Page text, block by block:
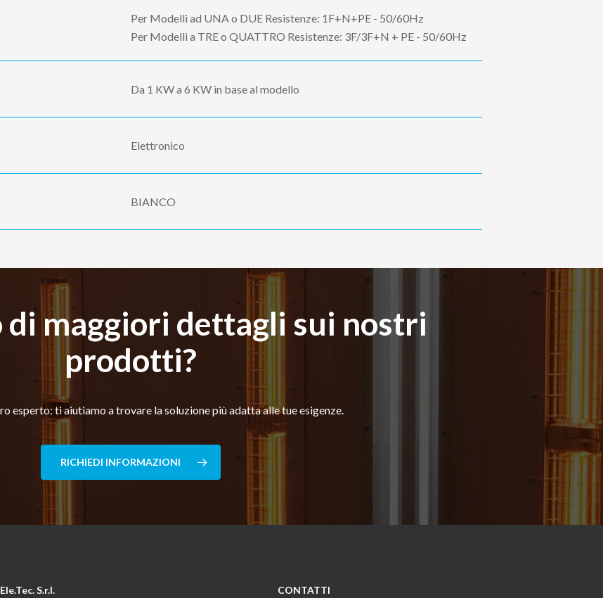
Per Modelli ad UNA o DUE Resistenze: 1F+N+PE - 50/60Hz
Per Modelli a TRE o QUATTRO Resistenze: 3F/3F+N + PE - 50/60Hz
Da 1 KW a 6 KW in base al modello
Elettronico
BIANCO
di maggiori dettagli sui nostri
prodotti?
esperto: ti aiutiamo a trovare la soluzione più adatta alle tue esigenze.
RICHIEDI INFORMAZIONI
Ele.Tec. S.r.l. CONTATTI